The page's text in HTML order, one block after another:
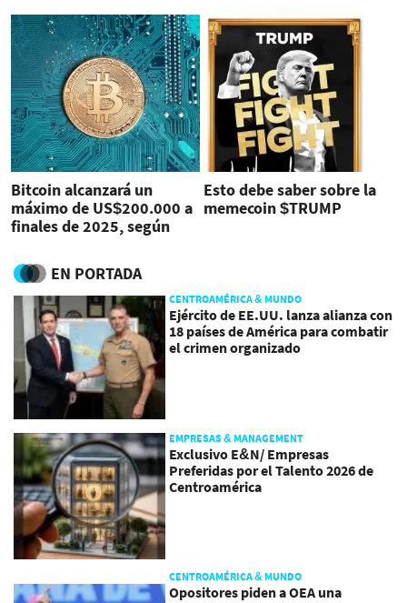
Bitcoin alcanzará un
máximo de US$200.000 a
finales de 2025, según
Esto debe saber sobre la
memecoin $TRUMP
EN PORTADA
CENTROAMÉRICA & MUNDO
Ejército de EE.UU. lanza alianza con
18 países de América para combatir
el crimen organizado
EMPRESAS & MANAGEMENT
Exclusivo E&N/ Empresas
Preferidas por el Talento 2026 de
Centroamérica
CENTROAMÉRICA & MUNDO
Opositores piden a OEA una